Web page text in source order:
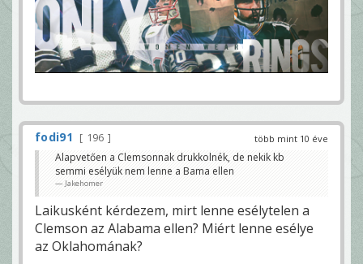
több mint 10 éve
fodi91
196
Alapvetően a Clemsonnak drukkolnék, de nekik kb
semmi esélyük nem lenne a Bama ellen
Jakehomer
Laikusként kérdezem, mirt lenne esélytelen a
Clemson az Alabama ellen? Miért lenne esélye
az Oklahomának?